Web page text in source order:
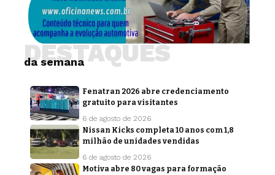
da semana
DESTAQUES
Fenatran 2026 abre credenciamento
gratuito para visitantes
6 de agosto de 2026
Nissan Kicks completa 10 anos com 1,8
milhão de unidades vendidas
6 de agosto de 2026
Motiva abre 80 vagas para formação